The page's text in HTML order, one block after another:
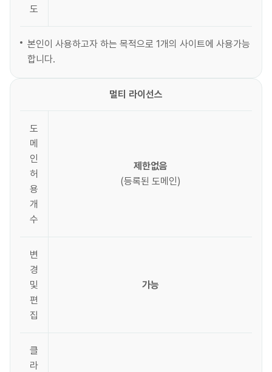
도
본인이 사용하고자 하는 목적으로 1개의 사이트에 사용가능
합니다.
멀티 라이선스
도
메
인
허
용
개
수
제한없음
(등록된 도메인)
변
경
및
편
집
가능
클
라